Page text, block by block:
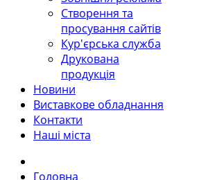
Створення та
просування сайтів
Кур'єрська служба
Друкована
продукція
Новини
Виставкове обладнання
Контакти
Наші міста
Головна